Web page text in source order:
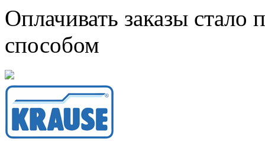
Оплачивать заказы
способом